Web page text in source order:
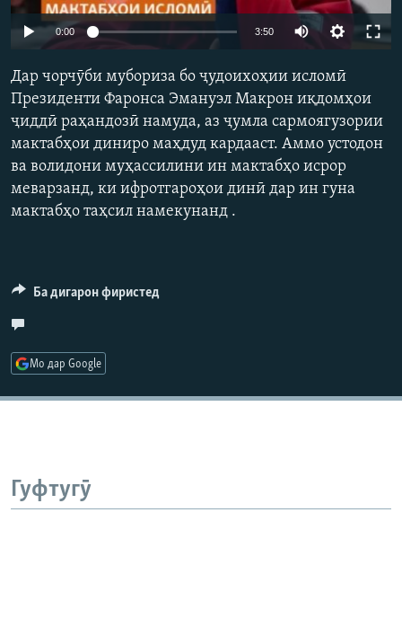
ГУЗОРИШҲОИ РАДИОӢ
Русский
ПАЙГИРӢ КУНЕД
Ҳамаи сомонаҳои RFE/RL
Auto 240p 360p
0:00 3:50
480p
720p
1080p
Дар чорчӯби мубориза бо ҷудоихоҳии исломӣ
Президенти Фаронса Эмануэл Макрон иқдомҳои
ҷиддӣ раҳандозӣ намуда, аз ҷумла сармоягузории
мактабҳои диниро маҳдуд кардааст. Аммо устодон
ва волидони муҳассилини ин мактабҳо исрор
меварзанд, ки ифротгароҳои динӣ дар ин гуна
мактабҳо таҳсил намекунанд .
Ба дигарон фиристед
Мо дар Google
Гуфтугӯ